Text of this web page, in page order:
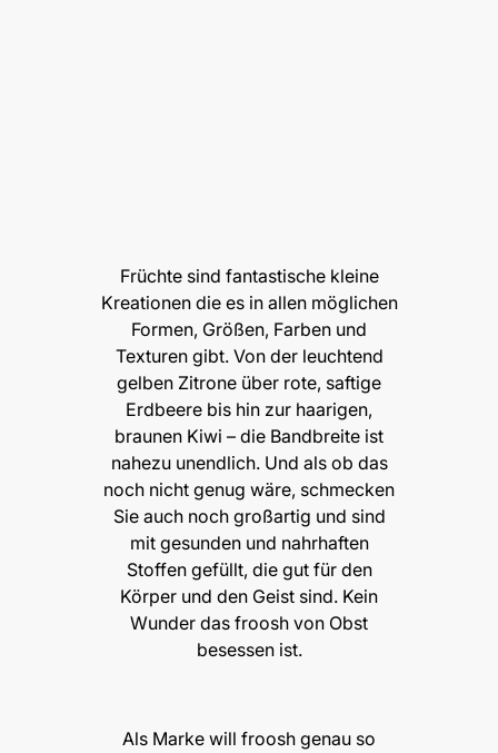
Früchte sind fantastische kleine
Kreationen die es in allen möglichen
Formen, Größen, Farben und
Texturen gibt. Von der leuchtend
gelben Zitrone über rote, saftige
Erdbeere bis hin zur haarigen,
braunen Kiwi – die Bandbreite ist
nahezu unendlich. Und als ob das
noch nicht genug wäre, schmecken
Sie auch noch großartig und sind
mit gesunden und nahrhaften
Stoffen gefüllt, die gut für den
Körper und den Geist sind. Kein
Wunder das froosh von Obst
besessen ist.
Als Marke will froosh genau so